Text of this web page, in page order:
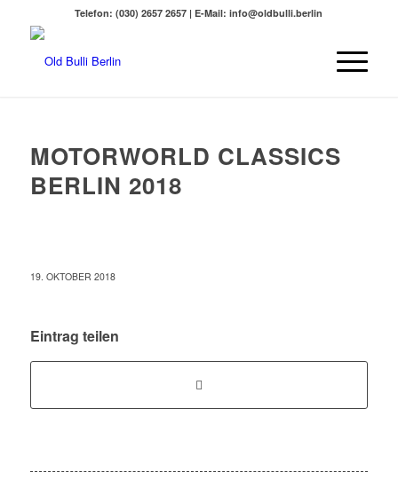
Telefon: (030) 2657 2657 | E-Mail: info@oldbulli.berlin
MOTORWORLD CLASSICS
BERLIN 2018
19. OKTOBER 2018
Eintrag teilen